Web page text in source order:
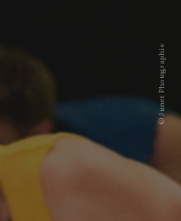
© Junet Photographie